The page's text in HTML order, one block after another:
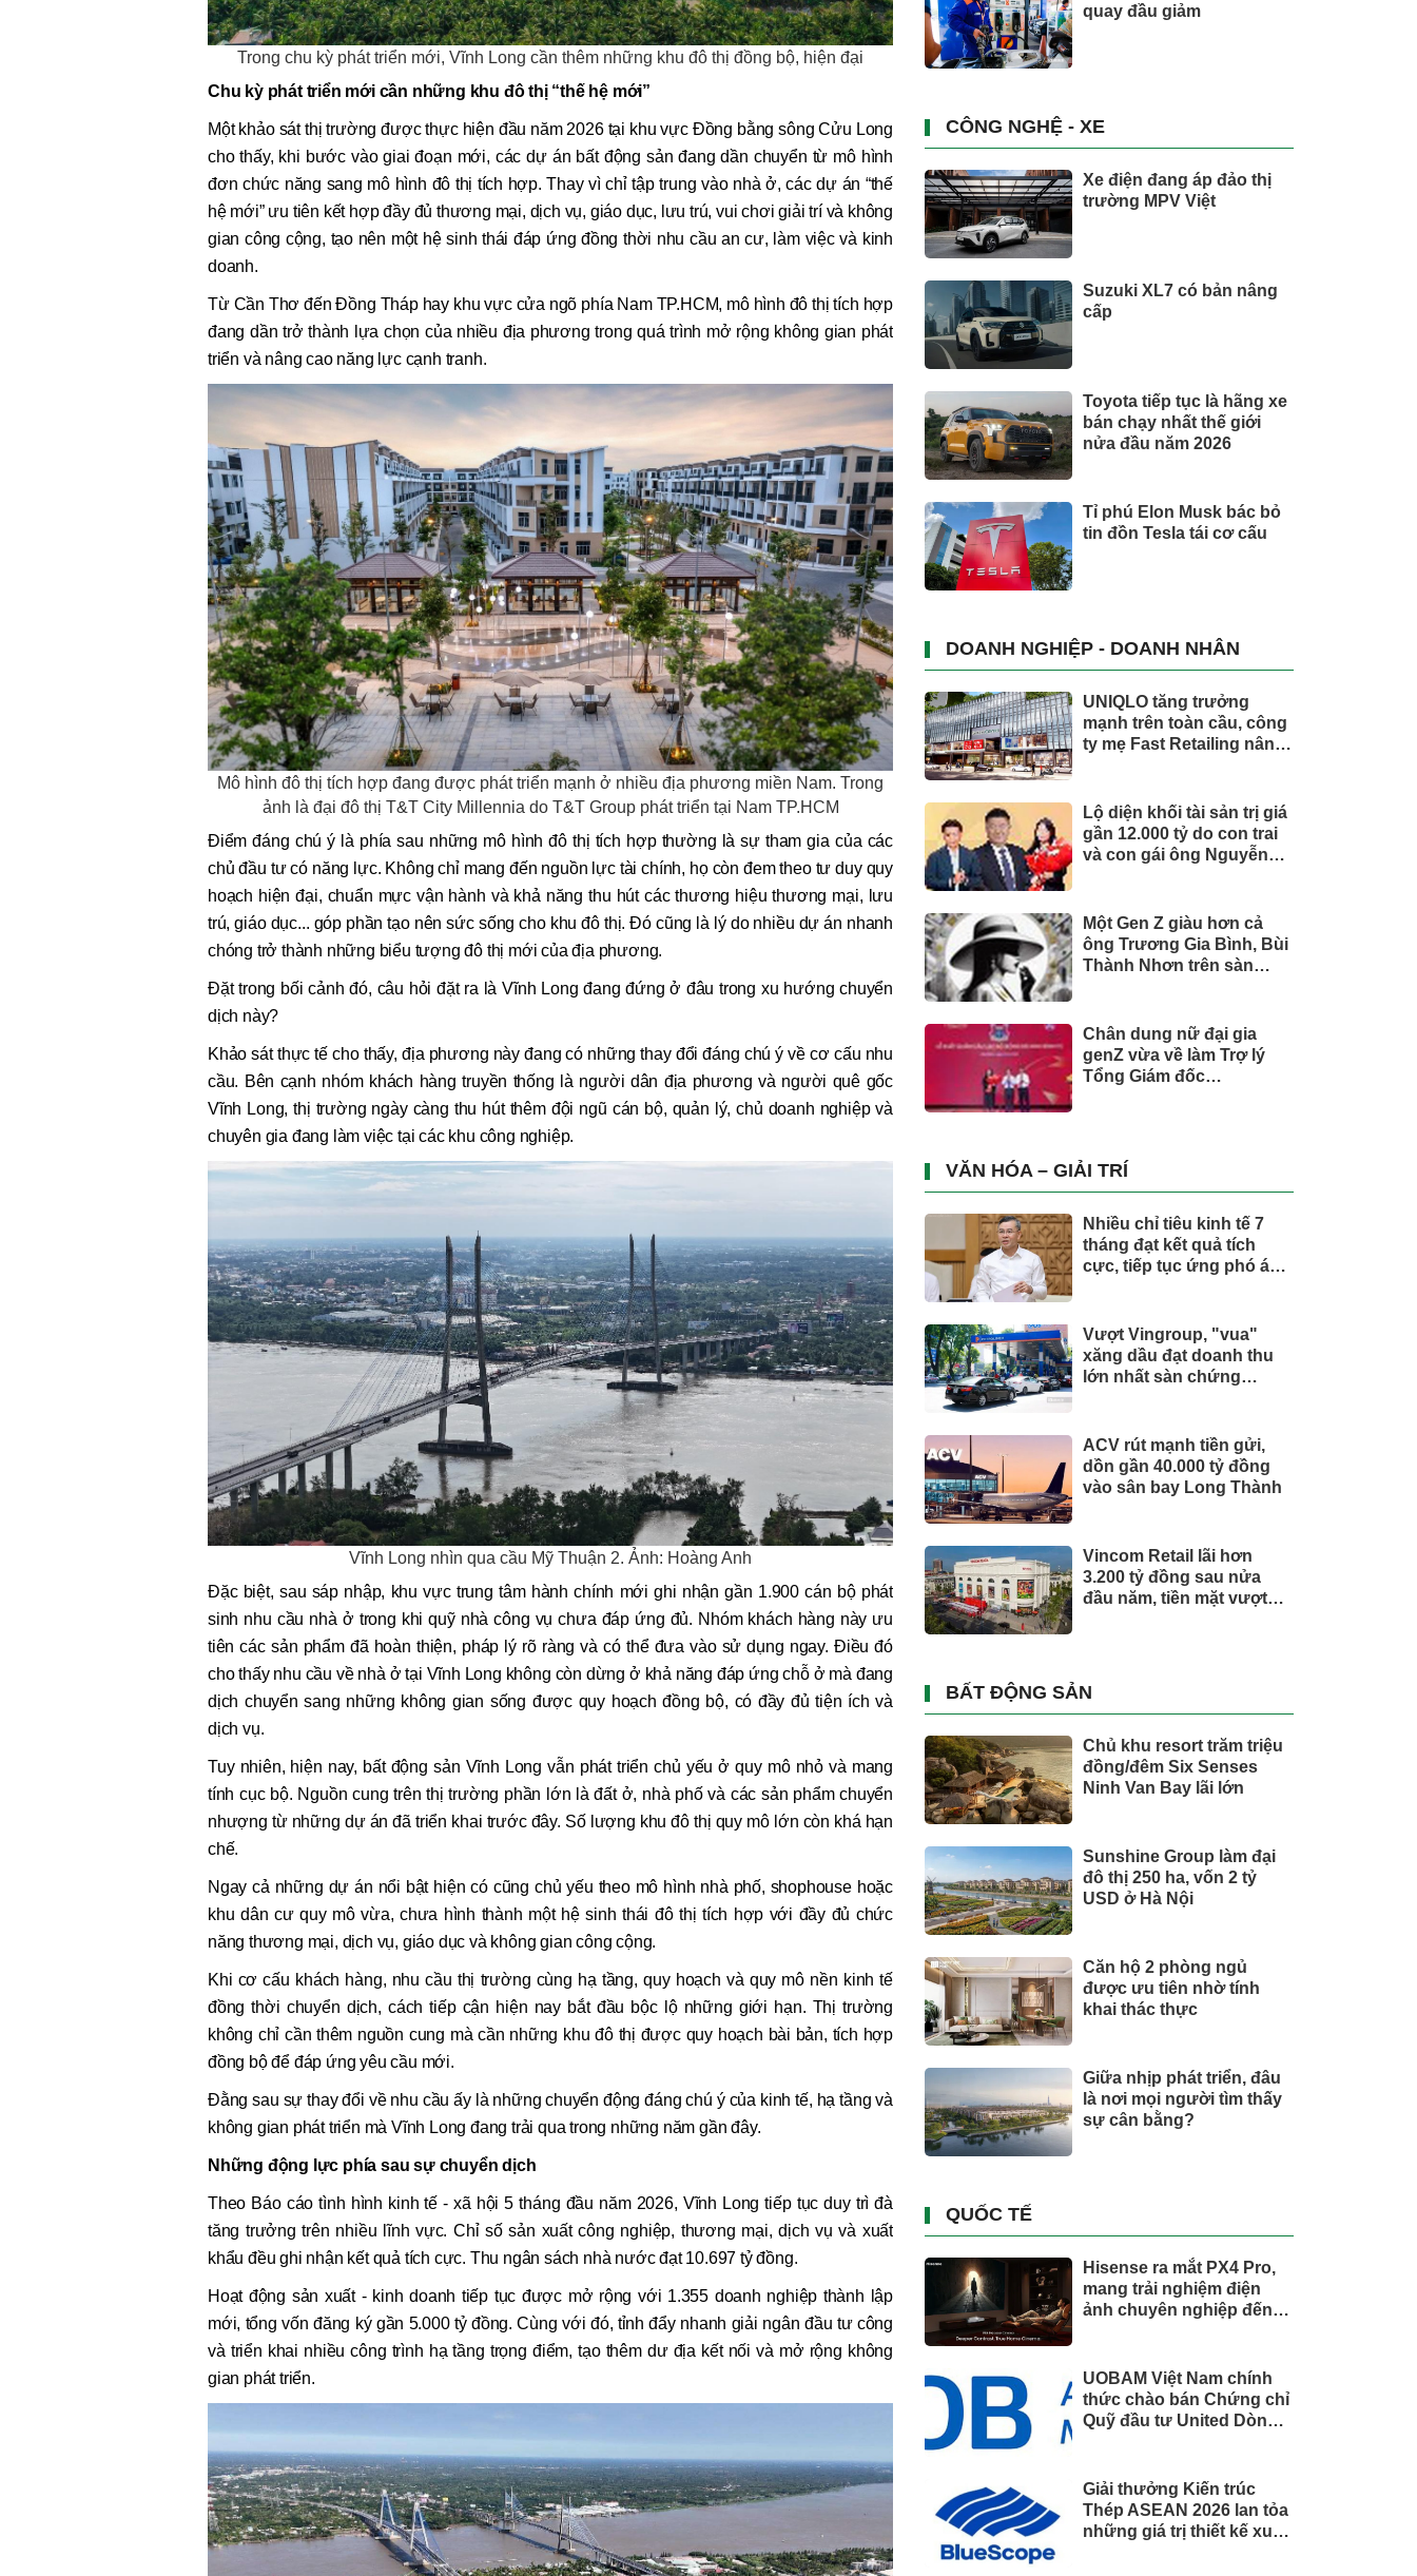
Trong chu kỳ phát triển mới, Vĩnh Long cần thêm những khu đô thị đồng bộ, hiện đại
Chu kỳ phát triển mới cần những khu đô thị “thế hệ mới”
Một khảo sát thị trường được thực hiện đầu năm 2026 tại khu vực Đồng bằng sông Cửu Long
cho thấy, khi bước vào giai đoạn mới, các dự án bất động sản đang dần chuyển từ mô hình
đơn chức năng sang mô hình đô thị tích hợp. Thay vì chỉ tập trung vào nhà ở, các dự án “thế
hệ mới” ưu tiên kết hợp đầy đủ thương mại, dịch vụ, giáo dục, lưu trú, vui chơi giải trí và không
gian công cộng, tạo nên một hệ sinh thái đáp ứng đồng thời nhu cầu an cư, làm việc và kinh
doanh.
Từ Cần Thơ đến Đồng Tháp hay khu vực cửa ngõ phía Nam TP.HCM, mô hình đô thị tích hợp
đang dần trở thành lựa chọn của nhiều địa phương trong quá trình mở rộng không gian phát
triển và nâng cao năng lực cạnh tranh.
Mô hình đô thị tích hợp đang được phát triển mạnh ở nhiều địa phương miền Nam. Trong
ảnh là đại đô thị T&T City Millennia do T&T Group phát triển tại Nam TP.HCM
Điểm đáng chú ý là phía sau những mô hình đô thị tích hợp thường là sự tham gia của các
chủ đầu tư có năng lực. Không chỉ mang đến nguồn lực tài chính, họ còn đem theo tư duy quy
hoạch hiện đại, chuẩn mực vận hành và khả năng thu hút các thương hiệu thương mại, lưu
trú, giáo dục... góp phần tạo nên sức sống cho khu đô thị. Đó cũng là lý do nhiều dự án nhanh
chóng trở thành những biểu tượng đô thị mới của địa phương.
Đặt trong bối cảnh đó, câu hỏi đặt ra là Vĩnh Long đang đứng ở đâu trong xu hướng chuyển
dịch này?
Khảo sát thực tế cho thấy, địa phương này đang có những thay đổi đáng chú ý về cơ cấu nhu
cầu. Bên cạnh nhóm khách hàng truyền thống là người dân địa phương và người quê gốc
Vĩnh Long, thị trường ngày càng thu hút thêm đội ngũ cán bộ, quản lý, chủ doanh nghiệp và
chuyên gia đang làm việc tại các khu công nghiệp.
Vĩnh Long nhìn qua cầu Mỹ Thuận 2. Ảnh: Hoàng Anh
Đặc biệt, sau sáp nhập, khu vực trung tâm hành chính mới ghi nhận gần 1.900 cán bộ phát
sinh nhu cầu nhà ở trong khi quỹ nhà công vụ chưa đáp ứng đủ. Nhóm khách hàng này ưu
tiên các sản phẩm đã hoàn thiện, pháp lý rõ ràng và có thể đưa vào sử dụng ngay. Điều đó
cho thấy nhu cầu về nhà ở tại Vĩnh Long không còn dừng ở khả năng đáp ứng chỗ ở mà đang
dịch chuyển sang những không gian sống được quy hoạch đồng bộ, có đầy đủ tiện ích và
dịch vụ.
Tuy nhiên, hiện nay, bất động sản Vĩnh Long vẫn phát triển chủ yếu ở quy mô nhỏ và mang
tính cục bộ. Nguồn cung trên thị trường phần lớn là đất ở, nhà phố và các sản phẩm chuyển
nhượng từ những dự án đã triển khai trước đây. Số lượng khu đô thị quy mô lớn còn khá hạn
chế.
Ngay cả những dự án nổi bật hiện có cũng chủ yếu theo mô hình nhà phố, shophouse hoặc
khu dân cư quy mô vừa, chưa hình thành một hệ sinh thái đô thị tích hợp với đầy đủ chức
năng thương mại, dịch vụ, giáo dục và không gian công cộng.
Khi cơ cấu khách hàng, nhu cầu thị trường cùng hạ tầng, quy hoạch và quy mô nền kinh tế
đồng thời chuyển dịch, cách tiếp cận hiện nay bắt đầu bộc lộ những giới hạn. Thị trường
không chỉ cần thêm nguồn cung mà cần những khu đô thị được quy hoạch bài bản, tích hợp
đồng bộ để đáp ứng yêu cầu mới.
Đằng sau sự thay đổi về nhu cầu ấy là những chuyển động đáng chú ý của kinh tế, hạ tầng và
không gian phát triển mà Vĩnh Long đang trải qua trong những năm gần đây.
Những động lực phía sau sự chuyển dịch
Theo Báo cáo tình hình kinh tế - xã hội 5 tháng đầu năm 2026, Vĩnh Long tiếp tục duy trì đà
tăng trưởng trên nhiều lĩnh vực. Chỉ số sản xuất công nghiệp, thương mại, dịch vụ và xuất
khẩu đều ghi nhận kết quả tích cực. Thu ngân sách nhà nước đạt 10.697 tỷ đồng.
Hoạt động sản xuất - kinh doanh tiếp tục được mở rộng với 1.355 doanh nghiệp thành lập
mới, tổng vốn đăng ký gần 5.000 tỷ đồng. Cùng với đó, tỉnh đẩy nhanh giải ngân đầu tư công
và triển khai nhiều công trình hạ tầng trọng điểm, tạo thêm dư địa kết nối và mở rộng không
gian phát triển.
quay đầu giảm
CÔNG NGHỆ - XE
Xe điện đang áp đảo thị
trường MPV Việt
Suzuki XL7 có bản nâng
cấp
Toyota tiếp tục là hãng xe
bán chạy nhất thế giới
nửa đầu năm 2026
Tỉ phú Elon Musk bác bỏ
tin đồn Tesla tái cơ cấu
DOANH NGHIỆP - DOANH NHÂN
UNIQLO tăng trưởng
mạnh trên toàn cầu, công
ty mẹ Fast Retailing nâng
Lộ diện khối tài sản trị giá
gần 12.000 tỷ do con trai
và con gái ông Nguyễn
Một Gen Z giàu hơn cả
ông Trương Gia Bình, Bùi
Thành Nhơn trên sàn
Chân dung nữ đại gia
genZ vừa về làm Trợ lý
Tổng Giám đốc
trụ, nắm giữ khối tài sản
hàng nghìn tỷ
VĂN HÓA – GIẢI TRÍ
Nhiều chỉ tiêu kinh tế 7
tháng đạt kết quả tích
cực, tiếp tục ứng phó áp
Vượt Vingroup, "vua"
xăng dầu đạt doanh thu
lớn nhất sàn chứng
ACV rút mạnh tiền gửi,
dồn gần 40.000 tỷ đồng
vào sân bay Long Thành
Vincom Retail lãi hơn
3.200 tỷ đồng sau nửa
đầu năm, tiền mặt vượt
BẤT ĐỘNG SẢN
Chủ khu resort trăm triệu
đồng/đêm Six Senses
Ninh Van Bay lãi lớn
Sunshine Group làm đại
đô thị 250 ha, vốn 2 tỷ
USD ở Hà Nội
Căn hộ 2 phòng ngủ
được ưu tiên nhờ tính
khai thác thực
Giữa nhịp phát triển, đâu
là nơi mọi người tìm thấy
sự cân bằng?
QUỐC TẾ
Hisense ra mắt PX4 Pro,
mang trải nghiệm điện
ảnh chuyên nghiệp đến
UOBAM Việt Nam chính
thức chào bán Chứng chỉ
Quỹ đầu tư United Dòng
Giải thưởng Kiến trúc
Thép ASEAN 2026 lan tỏa
những giá trị thiết kế xuất